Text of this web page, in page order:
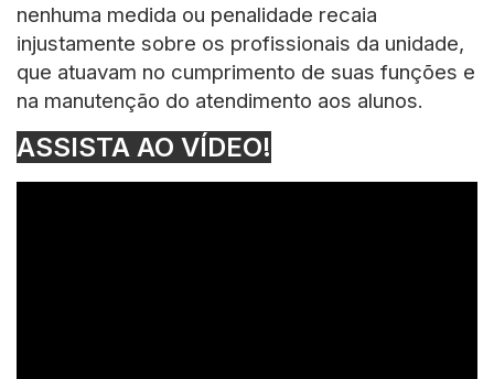
nenhuma medida ou penalidade recaia
injustamente sobre os profissionais da unidade,
que atuavam no cumprimento de suas funções e
na manutenção do atendimento aos alunos.
ASSISTA AO VÍDEO!